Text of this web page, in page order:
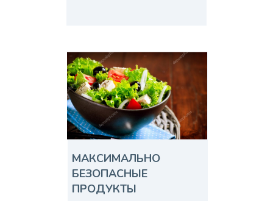
МАКСИМАЛЬНО
БЕЗОПАСНЫЕ
ПРОДУКТЫ